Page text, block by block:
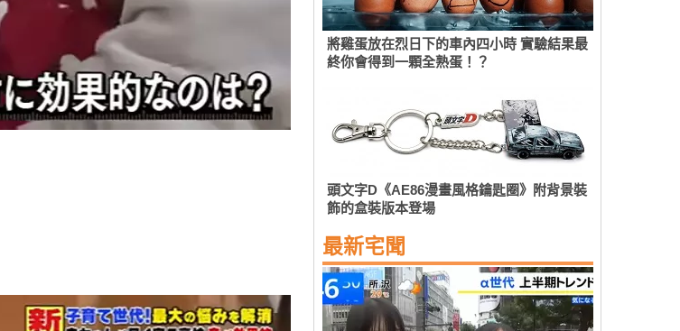
將雞蛋放在烈日下的車內四小時 實驗結果最
終你會得到一顆全熟蛋！？
頭文字D《AE86漫畫風格鑰匙圈》附背景裝
飾的盒裝版本登場
最新宅聞